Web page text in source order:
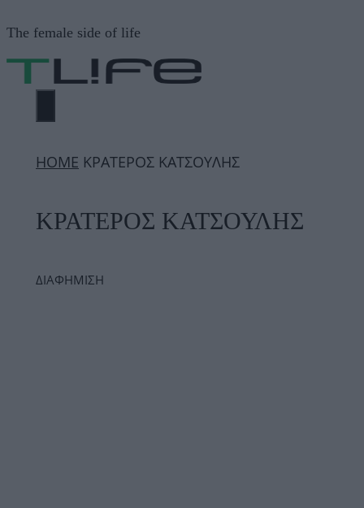
σε
περιεχόμενο
The female side of life
ΜΕΝΟΎ
ΗΟΜΕ ΚΡΑΤΕΡΟΣ ΚΑΤΣΟΥΛΗΣ
ΚΡΑΤΕΡΟΣ ΚΑΤΣΟΥΛΗΣ
ΔΙΑΦΗΜΙΣΗ